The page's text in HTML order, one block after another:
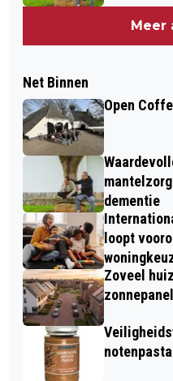
Meer
Net Binnen
Open
dementie
loopt
Zoveel